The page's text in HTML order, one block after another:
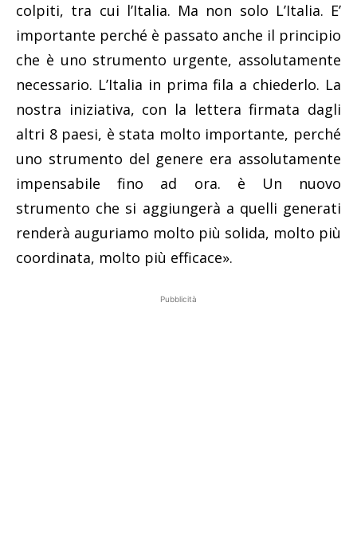
colpiti, tra cui l’Italia. Ma non solo L’Italia. E’
importante perché è passato anche il principio
che è uno strumento urgente, assolutamente
necessario. L’Italia in prima fila a chiederlo. La
nostra iniziativa, con la lettera firmata dagli
altri 8 paesi, è stata molto importante, perché
uno strumento del genere era assolutamente
impensabile fino ad ora. è Un nuovo
strumento che si aggiungerà a quelli generati
renderà auguriamo molto più solida, molto più
coordinata, molto più efficace».
Pubblicità